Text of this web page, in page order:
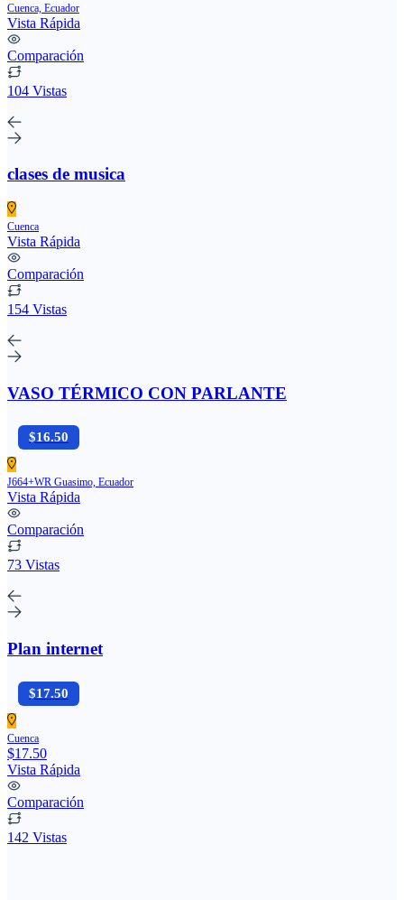
Cuenca, Ecuador
Vista Rápida
Comparación
104 Vistas
clases de musica
Cuenca
Vista Rápida
Comparación
154 Vistas
VASO TÉRMICO CON PARLANTE
$16.50
J664+WR Guasimo, Ecuador
Vista Rápida
Comparación
73 Vistas
Plan internet
$17.50
Cuenca
$17.50
Vista Rápida
Comparación
142 Vistas